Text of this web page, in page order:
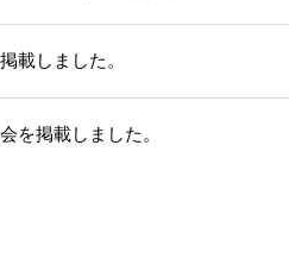
載しました。
を掲載しました。